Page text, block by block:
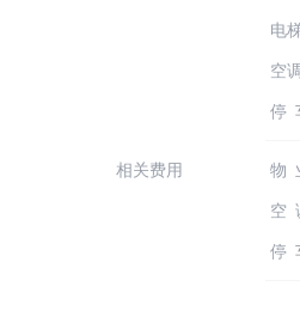
电
空
停
相关费用 物
空
停